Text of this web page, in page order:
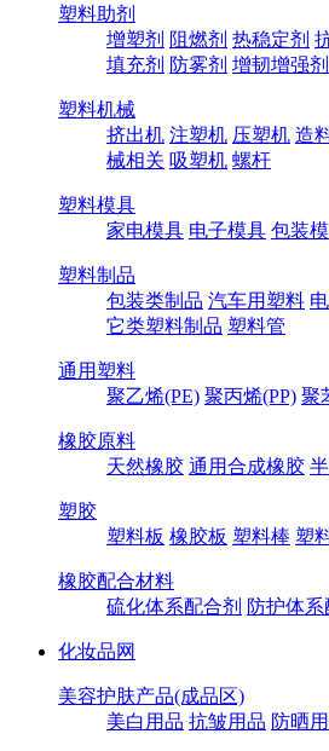
塑料助剂
增塑剂 阻燃剂 热稳定剂
填充剂 防雾剂 增韧增强剂
塑料机械
挤出机 注塑机 压塑机 造
械相关 吸塑机 螺杆
塑料模具
家电模具 电子模具 包装
塑料制品
包装类制品 汽车用塑料
它类塑料制品 塑料管
通用塑料
聚乙烯(PE) 聚丙烯(PP) 聚
橡胶原料
天然橡胶 通用合成橡胶
塑胶
塑料板 橡胶板 塑料棒 塑
橡胶配合材料
硫化体系配合剂 防护体系
化妆品网
美容护肤产品(成品区)
美白用品 抗皱用品 防晒